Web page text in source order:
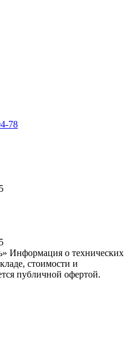
78
Информация о технических
стоимости и
публичной офертой.